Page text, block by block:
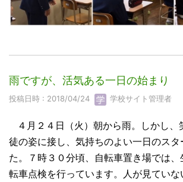
雨ですが、活気ある一日の始まり
投稿日時 : 2018/04/24 学校サイト管理者
４月２４日（火）朝から雨。しかし、
徒の姿に接し、気持ちのよい一日のスタ
た。７時３０分頃、自転車置き場では
転車点検を行っています。人が見てい